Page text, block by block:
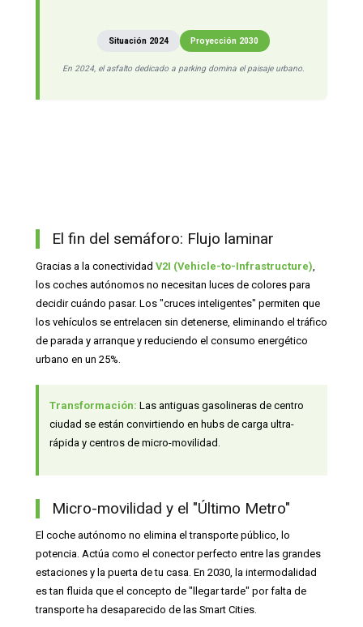
Situación 2024 Proyección 2030
En 2024, el asfalto dedicado a parking domina el paisaje urbano.
El fin del semáforo: Flujo laminar
Gracias a la conectividad V2I (Vehicle-to-Infrastructure)
los coches autónomos no necesitan luces de colores para
decidir cuándo pasar. Los "cruces inteligentes" permiten que
los vehículos se entrelacen sin detenerse, eliminando el tráfico
de parada y arranque y reduciendo el consumo energético
urbano en un 25%.
Transformación: Las antiguas gasolineras de centro
ciudad se están convirtiendo en hubs de carga ultra-
rápida y centros de micro-movilidad.
Micro-movilidad y el "Último Metro"
El coche autónomo no elimina el transporte público, lo
potencia. Actúa como el conector perfecto entre las grandes
estaciones y la puerta de tu casa. En 2030, la intermodalidad
es tan fluida que el concepto de "llegar tarde" por falta de
transporte ha desaparecido de las Smart Cities.